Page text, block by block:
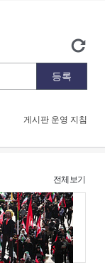
전체보기